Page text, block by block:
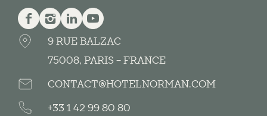
Facebook
InstagramLinkedinيوتيوب
9 RUE BALZAC
75008, PARIS - FRANCE
CONTACT@HOTELNORMAN.COM
+33 1 42 99 80 80